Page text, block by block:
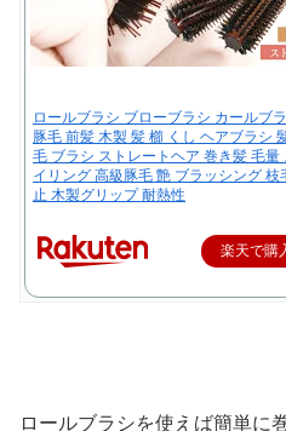
ロールブラシ ブローブラシ カールブ
豚毛 前髪 木製 髪 櫛 くし ヘアブラシ
毛 ブラシ ストレートヘア 巻き髪 毛量
イリング 高級豚毛 艶 ブラッシング 枝
止 木製グリップ 耐熱性
楽天で購
ロールブラシを使えば簡単に